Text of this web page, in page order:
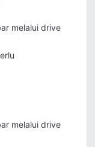
melalui drive
melalui drive